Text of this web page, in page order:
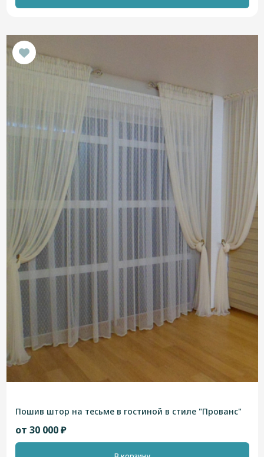
Пошив штор на тесьме в гостиной в стиле "Прованс"
от 30 000 ₽